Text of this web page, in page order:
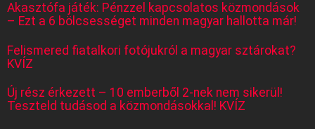
Akasztófa játék: Pénzzel kapcsolatos közmondások
– Ezt a 6 bölcsességet minden magyar hallotta már!
Felismered fiatalkori fotójukról a magyar sztárokat?
KVÍZ
Új rész érkezett – 10 emberből 2-nek nem sikerül!
Teszteld tudásod a közmondásokkal! KVÍZ